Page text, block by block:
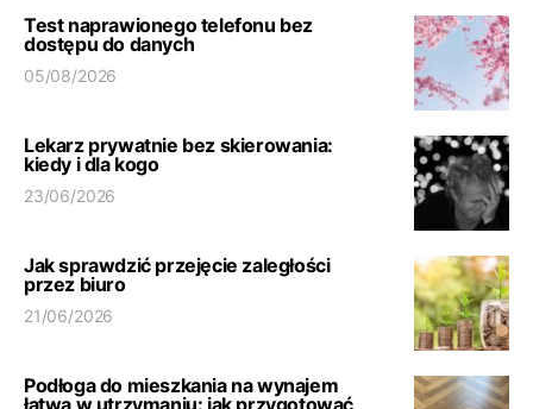
Test naprawionego telefonu bez
dostępu do danych
05/08/2026
Lekarz prywatnie bez skierowania:
kiedy i dla kogo
23/06/2026
Jak sprawdzić przejęcie zaległości
przez biuro
21/06/2026
Podłoga do mieszkania na wynajem
łatwa w utrzymaniu: jak przygotować